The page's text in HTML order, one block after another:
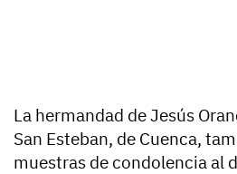
La hermandad de Jesús
San Esteban, de Cuenca,
muestras de condolencia al